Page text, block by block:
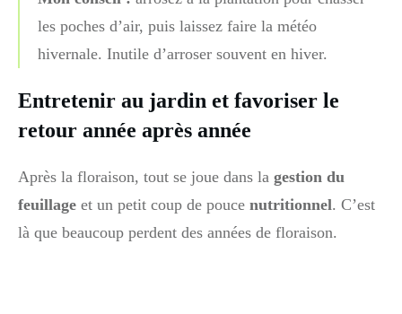
les poches d’air, puis laissez faire la météo
hivernale. Inutile d’arroser souvent en hiver.
Entretenir au jardin et favoriser le
retour année après année
Après la floraison, tout se joue dans la gestion du
feuillage et un petit coup de pouce nutritionnel. C’est
là que beaucoup perdent des années de floraison.